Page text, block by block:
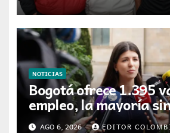
NOTICIAS
Bogotá ofrece 1.395
empleo, la mayoría
experiencia requerida
AGO 6, 2026 EDITOR